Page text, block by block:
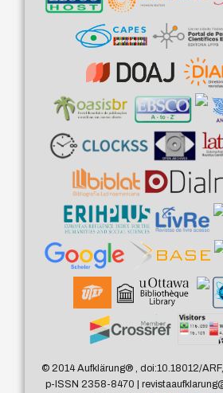
© 2014 Aufklärung®, doi:10.18012/
p-ISSN 2358-8470 |